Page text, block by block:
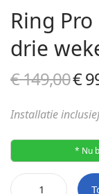
Ring
drie
€149,00
€
€
Installatie
* Nu